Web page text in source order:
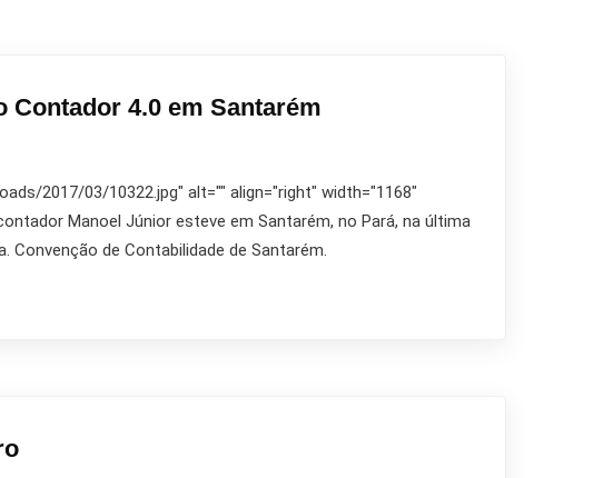
4.0 em Santarém
2017/03/10322.jpg" alt="" align="right" width="1168"
Manoel Júnior esteve em Santarém, no Pará, na última
Convenção de Contabilidade de Santarém.